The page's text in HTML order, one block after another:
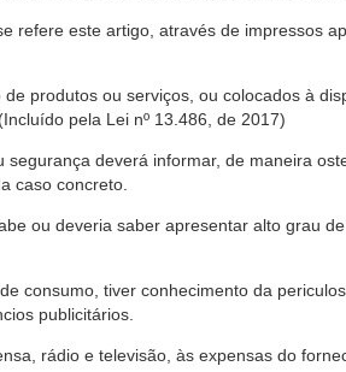
refere este artigo, através de impressos
produtos ou serviços, ou colocados à
pela Lei nº 13.486, de 2017)
deverá informar, de maneira
caso concreto.
ou deveria saber apresentar alto grau
consumo, tiver conhecimento da
publicitários.
rádio e televisão, às expensas do